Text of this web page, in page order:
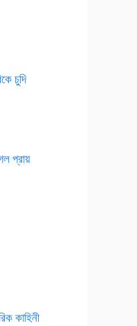
চুদি
প্রায়
কাহিনী